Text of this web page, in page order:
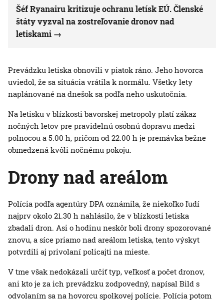
Šéf Ryanairu kritizuje ochranu letísk EÚ. Členské
štáty vyzval na zostreľovanie dronov nad
letiskami
Prevádzku letiska obnovili v piatok ráno. Jeho hovorca
uviedol, že sa situácia vrátila k normálu. Všetky lety
naplánované na dnešok sa podľa neho uskutočnia.
Na letisku v blízkosti bavorskej metropoly platí zákaz
nočných letov pre pravidelnú osobnú dopravu medzi
polnocou a 5.00 h, pričom od 22.00 h je premávka bežne
obmedzená kvôli nočnému pokoju.
Drony nad areálom
Polícia podľa agentúry DPA oznámila, že niekoľko ľudí
najprv okolo 21.30 h nahlásilo, že v blízkosti letiska
zbadali dron. Asi o hodinu neskôr boli drony spozorované
znovu, a síce priamo nad areálom letiska, tento výskyt
potvrdili aj privolaní policajti na mieste.
V tme však nedokázali určiť typ, veľkosť a počet dronov,
ani kto je za ich prevádzku zodpovedný, napísal Bild s
odvolaním sa na hovorcu spolkovej polície. Polícia potom